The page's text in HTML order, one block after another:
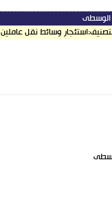
الوسطى
استئجار وسائط نقل عاملين